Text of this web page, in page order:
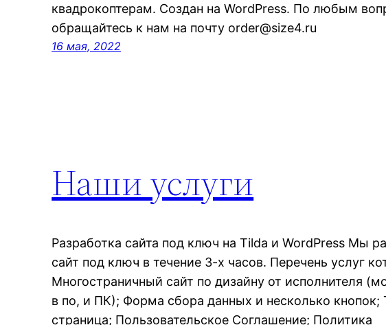
квадрокоптерам. Создан на WordPress. По любым
обращайтесь к нам на почту order@size4.ru
16 мая, 2022
Наши услуги
Разработка сайта под ключ на Tilda и WordPress Мы
сайт под ключ в течение 3-х часов. Перечень услуг
Многостраничный сайт по дизайну от исполнителя
в по, и ПК); Форма сбора данных и несколько кнопок;
страница; Пользовательское Соглашение; Политика